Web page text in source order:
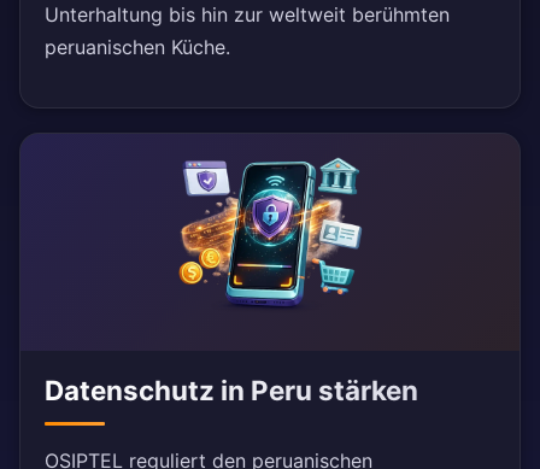
Unterhaltung bis hin zur weltweit berühmten
peruanischen Küche.
Datenschutz in Peru stärken
OSIPTEL reguliert den peruanischen